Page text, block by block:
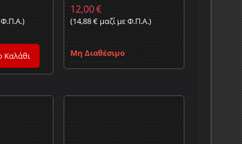
Καλάθι
12,00€
(14,88€μαζί με Φ.Π.Α.)
Μη Διαθέσιμο